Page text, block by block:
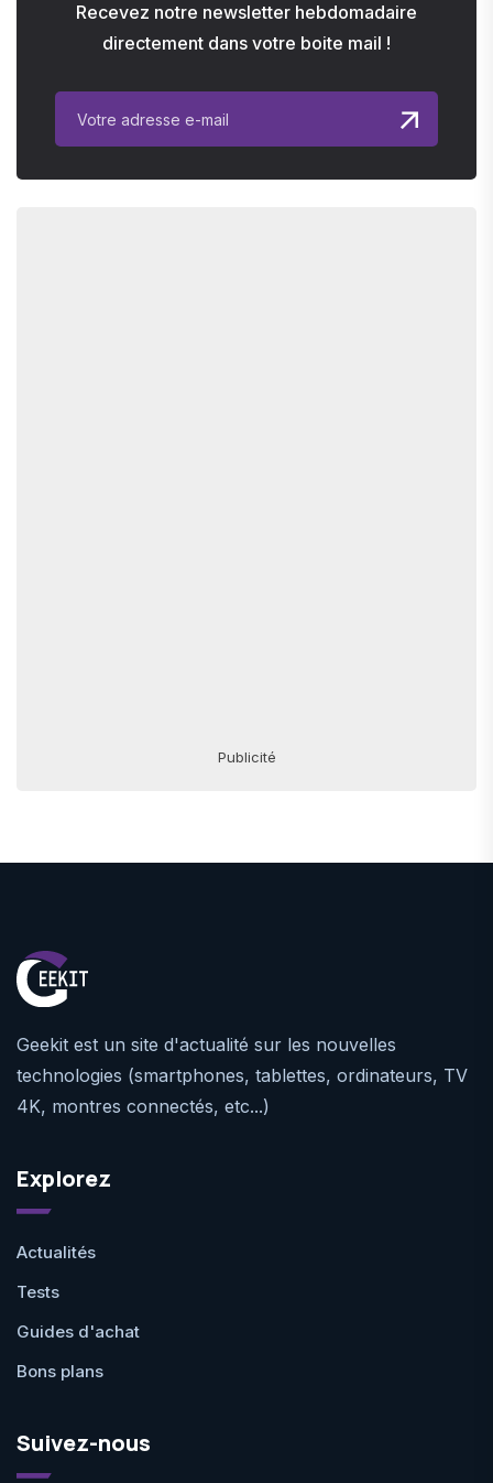
Recevez notre newsletter hebdomadaire
directement dans votre boite mail !
Publicité
Geekit est un site d'actualité sur les nouvelles
technologies (smartphones, tablettes, ordinateurs, TV
4K, montres connectés, etc...)
Explorez
Actualités
Tests
Guides d'achat
Bons plans
Suivez-nous